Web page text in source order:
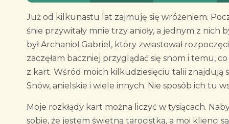
Już od kilkunastu lat zajmuję się wróżeniem.
śnie przywitały mnie trzy anioły, a jednym z nich
był Archanioł Gabriel, który zwiastował
zaczęłam baczniej przyglądać się snom i temu,
z kart. Wśród moich kilkudziesięciu talii znajdują
Snów, anielskie i wiele innych. Nie sposób ich tu
Moje rozkłądy kart można liczyć w tysiącach.
sobie, że jestem świetną tarocistką, a moi klienci